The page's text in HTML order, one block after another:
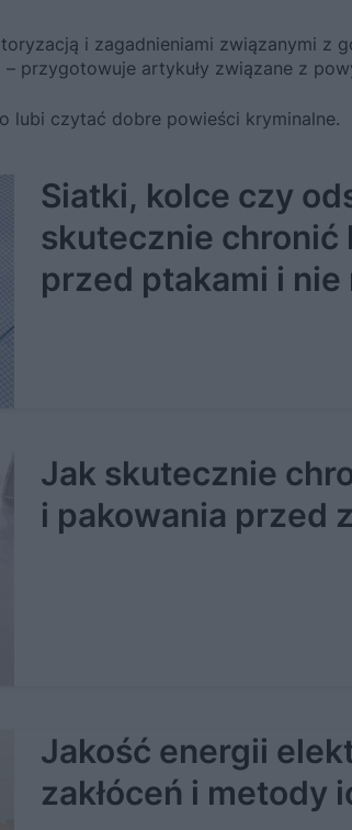
i zagadnieniami związanymi z
przygotowuje artykuły związane z
lubi czytać dobre powieści kryminalne.
Siatki, kolce czy
skutecznie chronić
przed ptakami i
Jak skutecznie
i pakowania przed
Jakość energii
zakłóceń i metody